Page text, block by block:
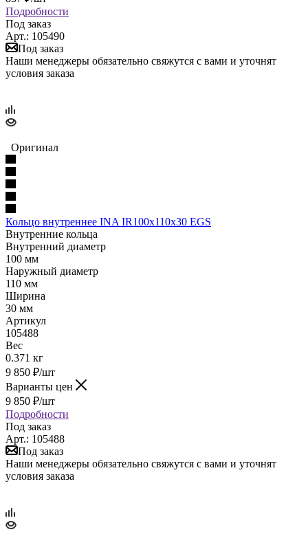
Подробности
Под заказ
Арт.: 105490
Под заказ
Наши менеджеры обязательно свяжутся с вами и уточнят
условия заказа
Оригинал
Кольцо внутреннее INA IR100x110x30 EGS
Внутренние кольца
Внутренний диаметр
100 мм
Наружный диаметр
110 мм
Ширина
30 мм
Артикул
105488
Вес
0.371 кг
9 850 ₽/шт
Варианты цен
9 850 ₽/шт
Подробности
Под заказ
Арт.: 105488
Под заказ
Наши менеджеры обязательно свяжутся с вами и уточнят
условия заказа